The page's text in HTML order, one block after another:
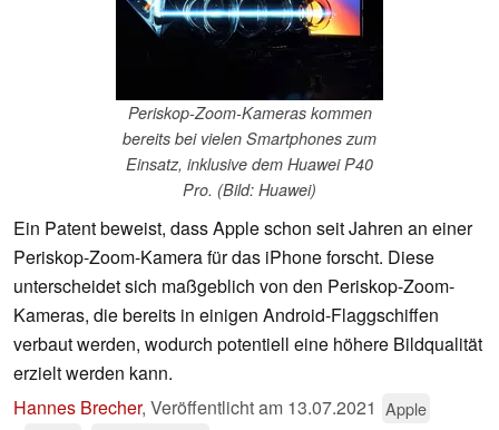
Periskop-Zoom-Kameras kommen
bereits bei vielen Smartphones zum
Einsatz, inklusive dem Huawei P40
Pro. (Bild: Huawei)
Ein Patent beweist, dass Apple schon seit Jahren an einer
Periskop-Zoom-Kamera für das iPhone forscht. Diese
unterscheidet sich maßgeblich von den Periskop-Zoom-
Kameras, die bereits in einigen Android-Flaggschiffen
verbaut werden, wodurch potentiell eine höhere Bildqualität
erzielt werden kann.
Hannes Brecher, Veröffentlicht am 13.07.2021 Apple